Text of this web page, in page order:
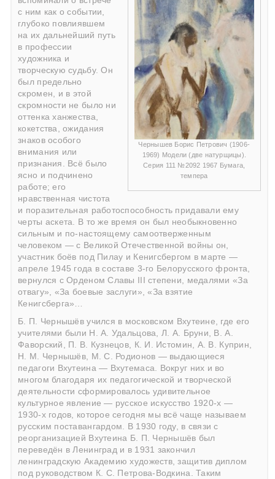
Чернышев Борис Петрович (1906-
1969) Модели (две натурщицы).
Серия 111 №2092 1967 Бумага,
темпера
с ним как о событии,
глубоко повлиявшем
на их дальнейший путь
в профессии
художника и
творческую судьбу. Он
был предельно
скромен, и в этой
скромности не было ни
оттенка ханжества,
кокетства, ожидания
знаков особого
внимания или
признания. Всё было
ясно и подчинено
работе; его
нравственная чистота
и поразительная работоспособность придавали ему
черты аскета. В то же время он был необыкновенно
сильным и по-настоящему самоотверженным
человеком — с Великой Отечественной войны он,
участник боёв под Пилау и Кенигсбергом в марте —
апреле 1945 года в составе 3-го Белорусского фронта,
вернулся с Орденом Славы III степени, медалями «За
отвагу», «За боевые заслуги», «За взятие
Кенигсберга»…
Б. П. Чернышёв учился в московском Вхутеине, где его
учителями были Н. А. Удальцова , Л. А. Бруни, В. А.
Фаворский, П. В. Кузнецов , К. И. Истомин, А. В. Куприн,
Н. М. Чернышёв, М. С. Родионов — выдающиеся
педагоги Вхутеина — Вхутемаса. Вокруг них и во
многом благодаря их педагогической и творческой
деятельности сформировалось удивительное
культурное явление — русское искусство 1920-х —
1930-х годов, которое сегодня мы всё чаще называем
русским поставангардом. В 1930 году, в связи с
реорганизацией Вхутеина Б. П. Чернышёв был
переведён в Ленинград и в 1931 закончил
ленинградскую Академию художеств, защитив диплом
под руководством К. С. Петрова-Водкина
. Таким